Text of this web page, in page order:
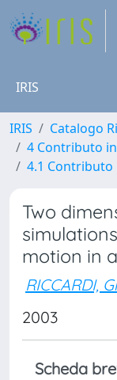
IRIS
IRIS
Catalogo
4 Contributo
4.1 Contributo
Two
motion in
RICCARDI,
2003
Scheda